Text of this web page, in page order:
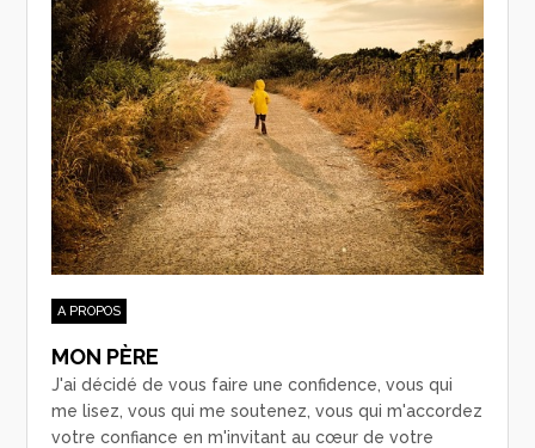
A PROPOS
MON PÈRE
J'ai décidé de vous faire une confidence, vous qui
me lisez, vous qui me soutenez, vous qui m'accordez
votre confiance en m'invitant au cœur de votre